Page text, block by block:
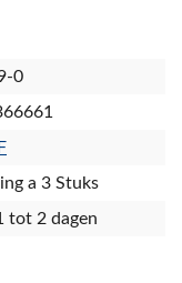
0
a 3 Stuks
tot 2 dagen